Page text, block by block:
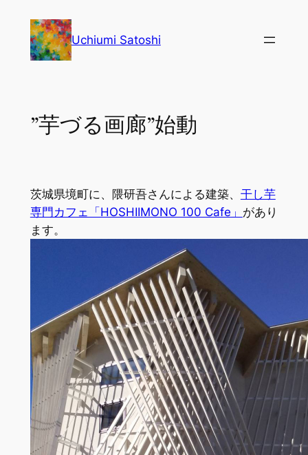
Uchiumi Satoshi
”芋づる画廊”始動
茨城県境町に、隈研吾さんによる建築、 干し芋
専門カフェ「HOSHIIMONO 100 Cafe」 があり
ます。